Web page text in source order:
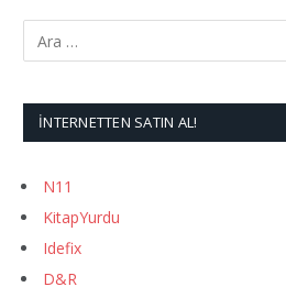
İNTERNETTEN SATIN AL!
N11
KitapYurdu
Idefix
D&R